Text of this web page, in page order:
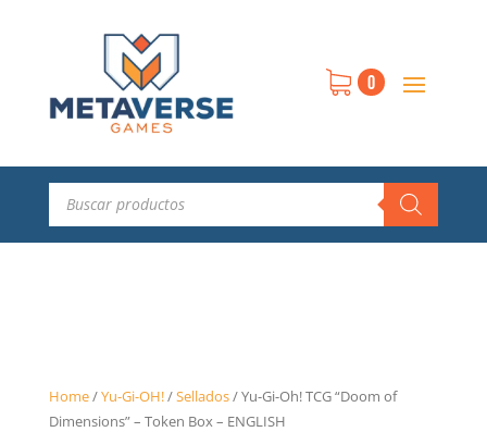
0
Búsqueda
productos
Home/Yu-Gi-OH!/Sellados/Yu-Gi-Oh! TCG “Doom of
Dimensions” – Token Box – ENGLISH